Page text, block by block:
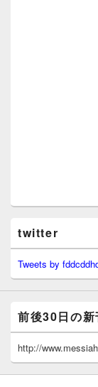
twitter
Tweets by
前後30日の
http://